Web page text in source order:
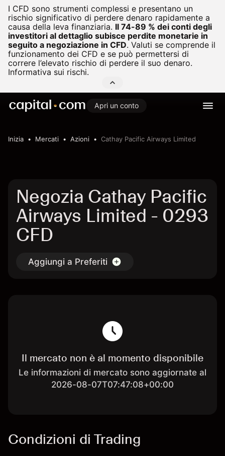
I CFD sono strumenti complessi e presentano un
rischio significativo di perdere denaro rapidamente a
causa della leva finanziaria. Il 74-89 % dei conti degli
investitori al dettaglio subisce perdite monetarie in
seguito a negoziazione in CFD. Valuti se comprende il
funzionamento dei CFD e se può permettersi di
correre l’elevato rischio di perdere il suo denaro.
Informativa sui rischi.
Apri un conto
Inizia Mercati Azioni Cathay Pacific Airways Limited
Negozia Cathay Pacific
Airways Limited - 0293
CFD
Aggiungi a Preferiti
Il mercato non è al momento disponibile
Le informazioni di mercato sono aggiornate al
2026-08-07T07:47:08+00:00
Condizioni di Trading